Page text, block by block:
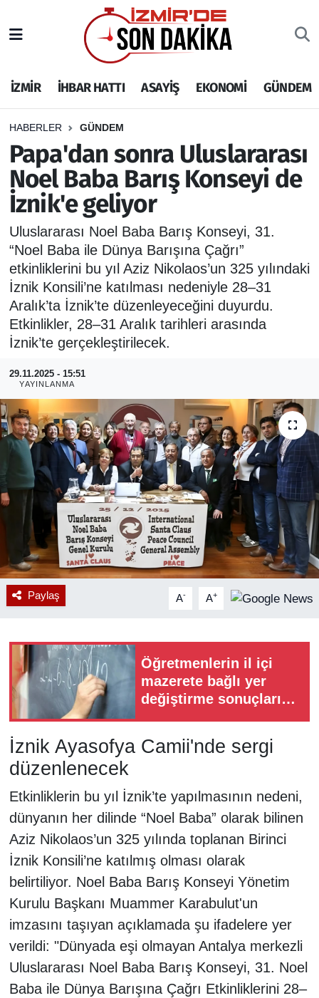
İZMİR İHBAR HATTI ASAYİŞ EKONOMİ GÜNDEM
HABERLER GÜNDEM
Papa'dan sonra Uluslararası
Noel Baba Barış Konseyi de
İznik'e geliyor
Uluslararası Noel Baba Barış Konseyi, 31.
“Noel Baba ile Dünya Barışına Çağrı”
etkinliklerini bu yıl Aziz Nikolaos’un 325 yılındaki
İznik Konsili’ne katılması nedeniyle 28–31
Aralık’ta İznik’te düzenleyeceğini duyurdu.
Etkinlikler, 28–31 Aralık tarihleri arasında
İznik’te gerçekleştirilecek.
29.11.2025 - 15:51
YAYINLANMA
Paylaş A- A+
Öğretmenlerin il içi
mazerete bağlı yer
değiştirme sonuçları
İznik Ayasofya Camii'nde sergi
düzenlenecek
Etkinliklerin bu yıl İznik’te yapılmasının nedeni,
dünyanın her dilinde “Noel Baba” olarak bilinen
Aziz Nikolaos’un 325 yılında toplanan Birinci
İznik Konsili’ne katılmış olması olarak
belirtiliyor. Noel Baba Barış Konseyi Yönetim
Kurulu Başkanı Muammer Karabulut'un
imzasını taşıyan açıklamada şu ifadelere yer
verildi: "Dünyada eşi olmayan Antalya merkezli
Uluslararası Noel Baba Barış Konseyi, 31. Noel
Baba ile Dünya Barışına Çağrı Etkinliklerini 28–
İHBAR HATTI
DEPREM
GENEL
EKONOMİ
SİYASET
SPOR
ASAYİŞ
RESMİ REKLAM
İzmir Nöbetçi Eczaneler
İzmir Hava Durumu
İzmir Namaz Vakitleri
İzmir Trafik Yoğunluk Haritası
Puan Durumu ve Fikstür
Tüm Manşetler
Son Dakika Haberleri
Haber Arşivi